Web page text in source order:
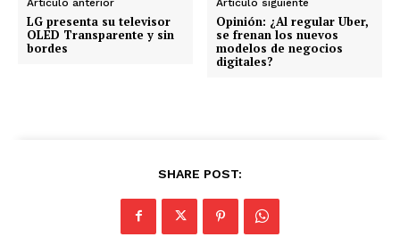
d
o
LG presenta su televisor
OLED Transparente y sin
bordes
Opinión: ¿Al regular Uber,
se frenan los nuevos
modelos de negocios
digitales?
SHARE POST: